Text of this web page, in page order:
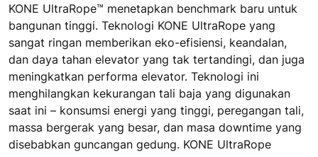
KONE UltraRope™ menetapkan benchmark baru untuk
bangunan tinggi. Teknologi KONE UltraRope yang
sangat ringan memberikan eko-efisiensi, keandalan,
dan daya tahan elevator yang tak tertandingi, dan juga
meningkatkan performa elevator. Teknologi ini
menghilangkan kekurangan tali baja yang digunakan
saat ini – konsumsi energi yang tinggi, peregangan tali,
massa bergerak yang besar, dan masa downtime yang
disebabkan guncangan gedung. KONE UltraRope